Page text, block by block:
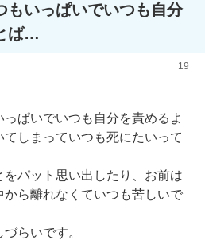
もいっぱいでいつも自分
ば…
19
ぱいでいつも自分を責めるよ
てしまっていつも死にたいって
パット思い出したり、お前は
ら離れなくていつも苦しいで
らいです。